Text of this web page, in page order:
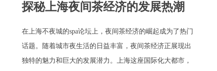
探秘上海夜间茶经济的发展热潮
在上海不夜城的spa论坛上，夜间茶经济的崛起成为了热门
话题。随着城市夜生活的日益丰富，夜间茶经济正展现出
独特的魅力和巨大的发展潜力。上海这座国际化大都市，